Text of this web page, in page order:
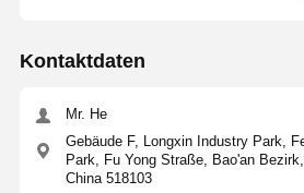
Kontaktdaten
Mr. He
Gebäude F, Longxin Industry Park,
Park, Fu Yong Straße, Bao'an
China 518103